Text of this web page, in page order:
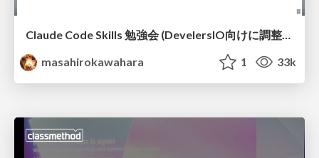
Claude Code Skills 勉強会 (DevelersIO向けに調整済み) / claude code skills for devio
masahirokawahara
1 33k